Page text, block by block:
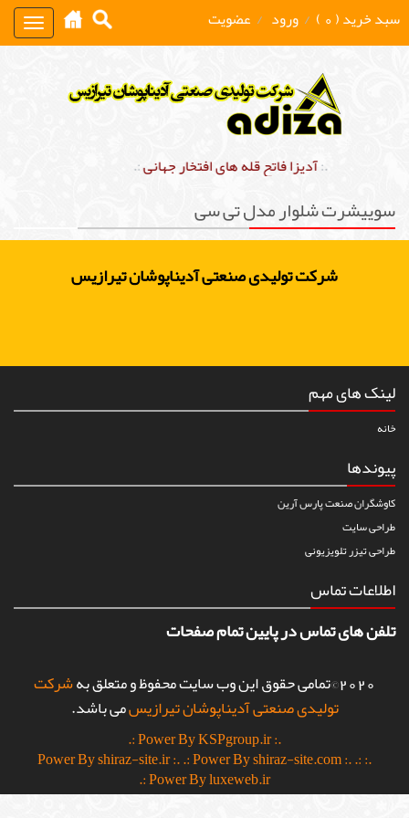
سبد خرید ( 0 ) / ورود / عضویت
.:آدیزا فاتح قله های افتخار جهانی:.
سوییشرت شلوار مدل تی سی
شرکت تولیدی صنعتی آدیناپوشان تیرازیس
لینک های مهم
خانه
پیوندها
کاوشگران صنعت پارس آرین
طراحی سایت
طراحی تیزر تلویزیونی
اطلاعات تماس
تلفن های تماس در پایین تمام صفحات
2020©تمامی حقوق این وب سایت محفوظ و متعلق به شرکت
تولیدی صنعتی آدیناپوشان تیرازیسمی باشد.
.: Power By KSPgroup.ir :.
.: Power By shiraz-site.ir :.
.: Power By shiraz-site.com :..:
Power By luxeweb.ir :.